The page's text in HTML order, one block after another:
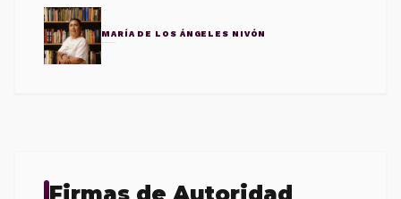
MARÍA DE LOS ÁNGELES NIVÓN